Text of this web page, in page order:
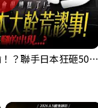
【出事啦】美國淪小偷！？聯手日本狂砸50億幹荒謬事！美元急殺黃金噴發，外資準備血洗台股！？｜ Mr.永年 李｜ 盤後講股 Mr.永年 李 2026 / 08 / 06